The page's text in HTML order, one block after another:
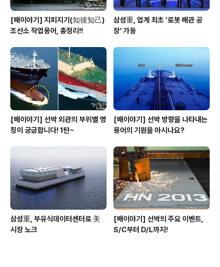
[배이야기] 지피지기(知彼知己)
조선소 작업용어, 총정리!!
삼성重, 업계 최초 '로봇 배관 공
장' 가동
[배이야기] 선박 외관의 부위별 명
칭이 궁금합니다! 1탄~
[배이야기] 선박 방향을 나타내는
용어의 기원을 아시나요?
삼성重, 부유식데이터센터로 美
시장 노크
[배이야기] 선박의 주요 이벤트,
S/C부터 D/L까지!